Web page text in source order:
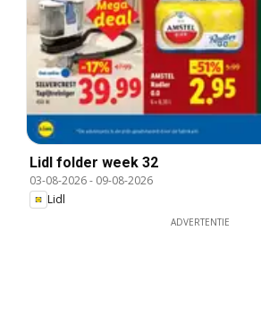
Lidl folder week 32
03-08-2026- 09-08-2026
Lidl
ADVERTENTIE